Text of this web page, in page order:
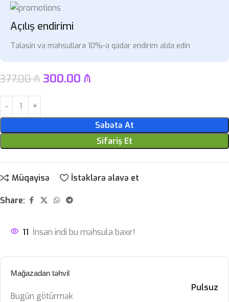
Açılış endirimi
Tələsin və məhsullara 10%-ə qədər endirim əldə edin
377.00₼ 300.00 ₼
Səbətə At
Sifariş Et
Müqayisə İstəklərə əlavə et
Share:
11 İnsan indi bu məhsula baxır!
Mağazadan təhvil
Bugün götürmək
Pulsuz